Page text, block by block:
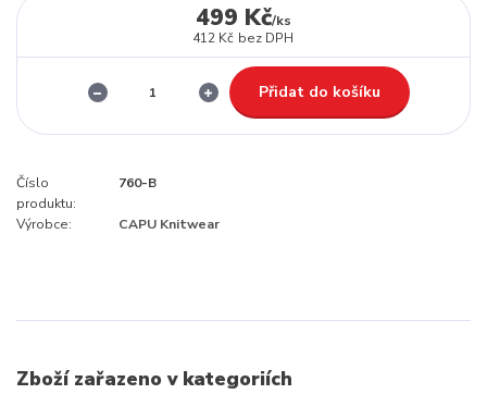
499 Kč/ks
412 Kč bez DPH
Přidat do košíku
Číslo
produktu:
760-B
Výrobce: CAPU Knitwear
Zboží zařazeno v kategoriích